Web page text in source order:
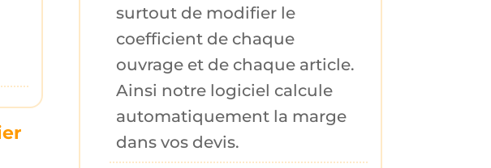
surtout de modifier le
coefficientde chaque
ouvrage et de chaque article.
Ainsi notre logiciel calcule
automatiquement la marge
dans vos devis.